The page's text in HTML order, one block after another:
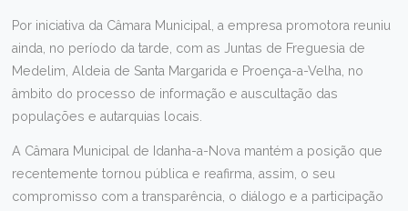
Por iniciativa da Câmara Municipal, a empresa promotora reuniu
ainda, no período da tarde, com as Juntas de Freguesia de
Medelim, Aldeia de Santa Margarida e Proença-a-Velha, no
âmbito do processo de informação e auscultação das
populações e autarquias locais.
A Câmara Municipal de Idanha-a-Nova mantém a posição que
recentemente tornou pública e reafirma, assim, o seu
compromisso com a transparência, o diálogo e a participação